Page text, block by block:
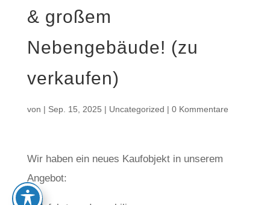
& großem
Nebengebäude! (zu
verkaufen)
von | Sep. 15, 2025 | Uncategorized | 0 Kommentare
Wir haben ein neues Kaufobjekt in unserem
Angebot: